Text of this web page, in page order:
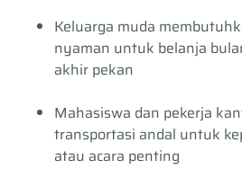
Keluarga muda
nyaman untuk belanja
akhir pekan
Mahasiswa dan pekerja
transportasi andal untuk
atau acara penting